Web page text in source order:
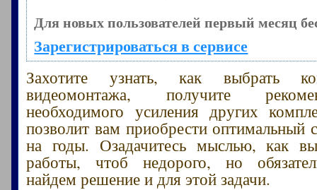
Для новых пользователей первый месяц
Зарегистрироваться в сервисе
Захотите узнать, как выбрать
видеомонтажа, получите
необходимого усиления других
позволит вам приобрести оптимальный
на годы. Озадачитесь мыслью, как
работы, чтоб недорого, но
найдем решение и для этой задачи.